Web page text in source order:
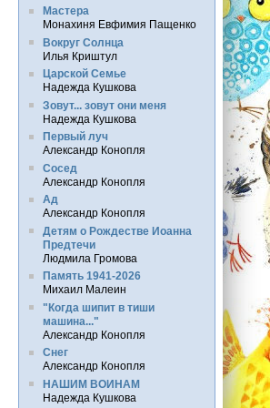
Мастера
Монахиня Евфимия Пащенко
Вокруг Солнца
Илья Криштул
Царской Семье
Надежда Кушкова
Зовут... зовут они меня
Надежда Кушкова
Первый луч
Александр Конопля
Сосед
Александр Конопля
Ад
Александр Конопля
Детям о Рождестве Иоанна
Предтечи
Людмила Громова
Память 1941-2026
Михаил Малеин
"Когда шипит в тиши
машина..."
Александр Конопля
Снег
Александр Конопля
НАШИМ ВОИНАМ
Надежда Кушкова